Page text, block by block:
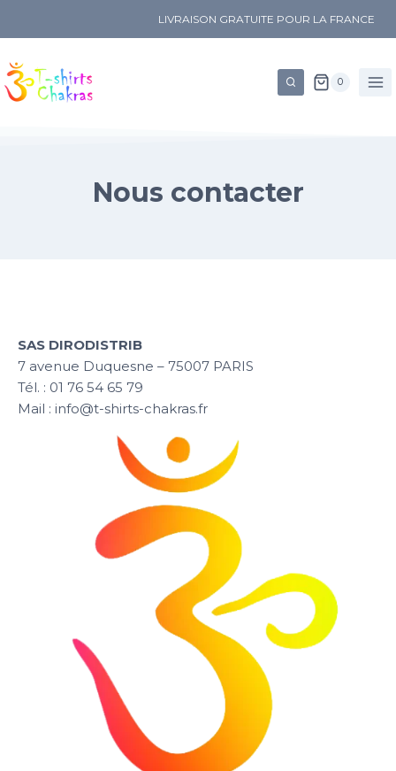
LIVRAISON GRATUITE POUR LA FRANCE
0
Nous contacter
SAS DIRODISTRIB
7 avenue Duquesne – 75007 PARIS
Tél. : 01 76 54 65 79
Mail : info@t-shirts-chakras.fr